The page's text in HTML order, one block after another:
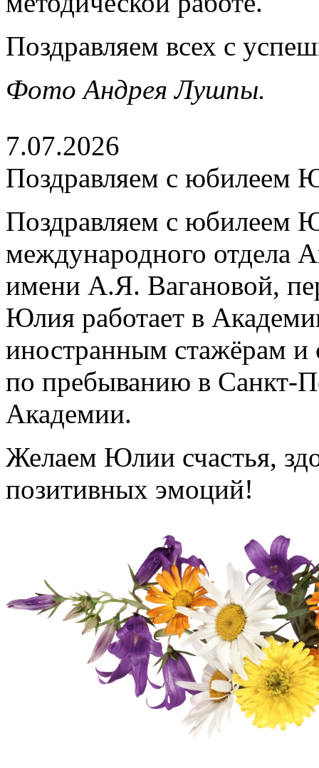
Поздравляем всех с
Фото Андрея Лушпы.
7.07.2026
Поздравляем с юбилеем
Поздравляем с юбилеем
международного отдела
имени А.Я. Вагановой,
Юлия работает в
иностранным стажёрам и
по пребыванию в Санкт-
Академии.
Желаем Юлии счастья,
позитивных эмоций!